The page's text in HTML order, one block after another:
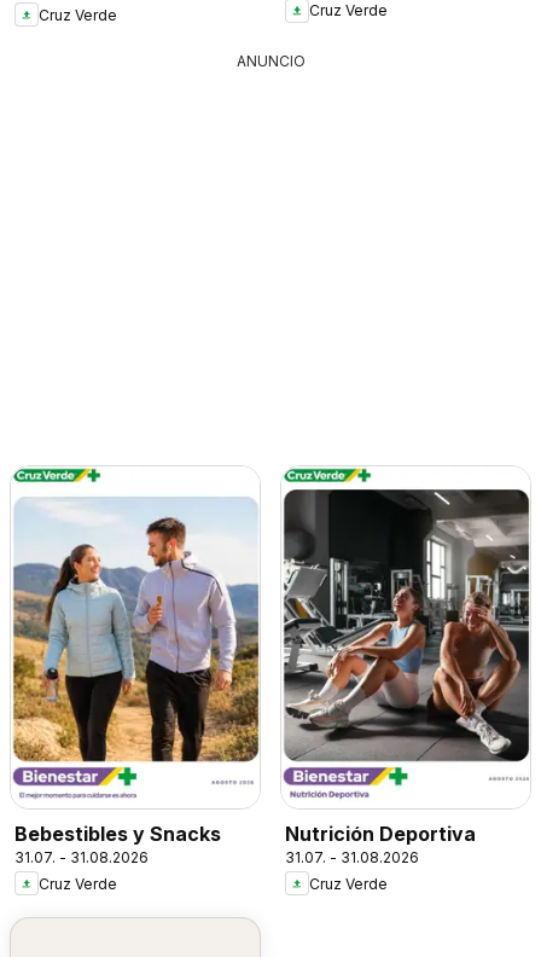
Cruz Verde
Cruz Verde
ANUNCIO
Bebestibles y Snacks
31.07. - 31.08.2026
Cruz Verde
Nutrición Deportiva
31.07. - 31.08.2026
Cruz Verde